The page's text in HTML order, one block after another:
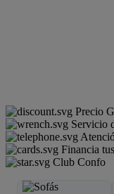
Precio
Servicio
Financia
Club Confo